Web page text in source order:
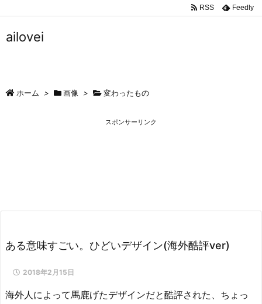
RSS Feedly
ailovei
ホーム > 画像 > 変わったもの
スポンサーリンク
ある意味すごい。ひどいデザイン(海外酷評ver)
2018年2月15日
海外人によって馬鹿げたデザインだと酷評された、ちょっ